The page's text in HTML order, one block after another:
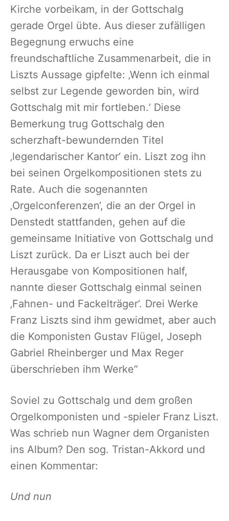
Kirche vorbeikam, in der Gottschalg
gerade Orgel übte. Aus dieser zufälligen
Begegnung erwuchs eine
freundschaftliche Zusammenarbeit, die in
Liszts Aussage gipfelte: ‚Wenn ich einmal
selbst zur Legende geworden bin, wird
Gottschalg mit mir fortleben.‘ Diese
Bemerkung trug Gottschalg den
scherzhaft-bewundernden Titel
‚legendarischer Kantor‘ ein. Liszt zog ihn
bei seinen Orgelkompositionen stets zu
Rate. Auch die sogenannten
‚Orgelconferenzen‘, die an der Orgel in
Denstedt stattfanden, gehen auf die
gemeinsame Initiative von Gottschalg und
Liszt zurück. Da er Liszt auch bei der
Herausgabe von Kompositionen half,
nannte dieser Gottschalg einmal seinen
‚Fahnen- und Fackelträger‘. Drei Werke
Franz Liszts sind ihm gewidmet, aber auch
die Komponisten Gustav Flügel, Joseph
Gabriel Rheinberger und Max Reger
überschrieben ihm Werke“
Soviel zu Gottschalg und dem großen
Orgelkomponisten und -spieler Franz Liszt.
Was schrieb nun Wagner dem Organisten
ins Album? Den sog. Tristan-Akkord und
einen Kommentar:
Und nun